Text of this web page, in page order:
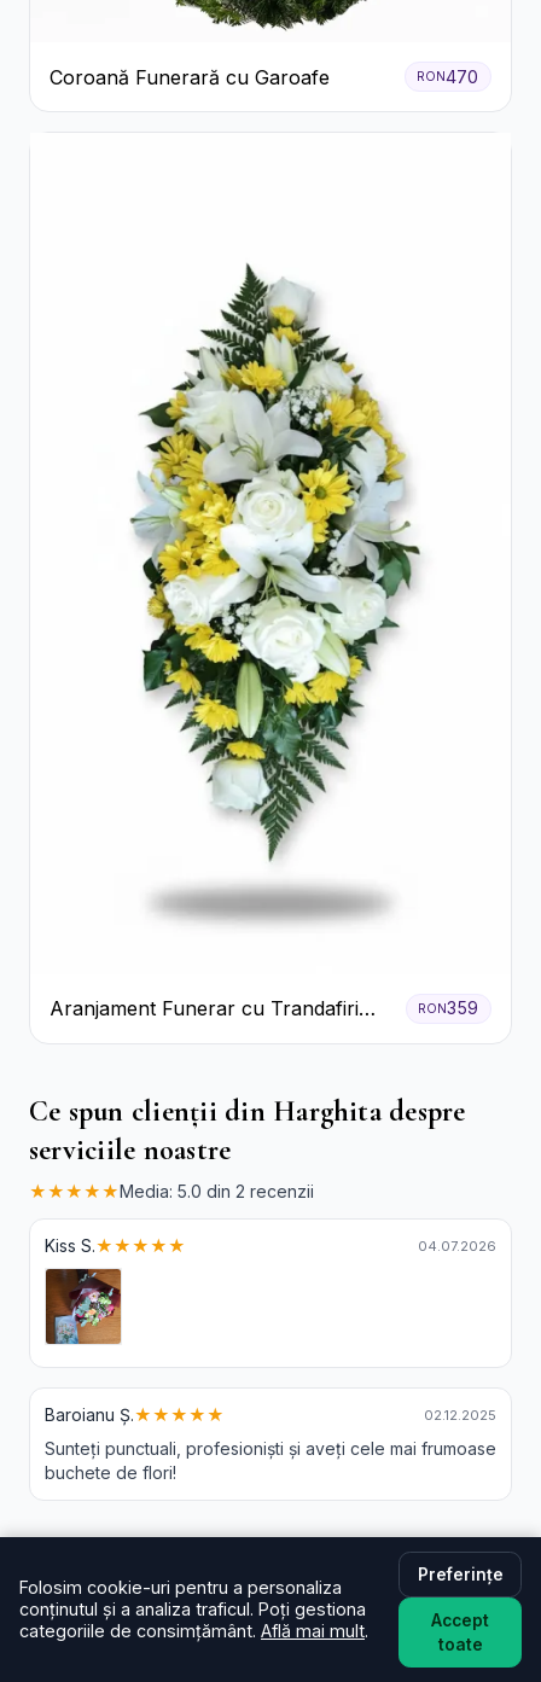
Coroană Funerară cu Garoafe RON 470
Aranjament Funerar cu Trandafiri
Albi Crizanteme Galbene și Crini
RON359
Ce spun clienții din Harghita despre
serviciile noastre
★★★★★Media: 5.0 din 2 recenzii
Kiss S.★★★★★ 04.07.2026
Baroianu Ș.★★★★★ 02.12.2025
Sunteți punctuali, profesioniști și aveți cele mai frumoase
buchete de flori!
Livrare Flori Rachitis - Intrebari Frecvente
În cât timp livrați în Rachitis?
De regulă în aceeași zi (2–4 ore) pentru comenzi
Folosim cookie-uri pentru a personaliza
conținutul și a analiza traficul. Poți gestiona
categoriile de consimțământ. Află mai mult.
Preferințe
Accept
toate